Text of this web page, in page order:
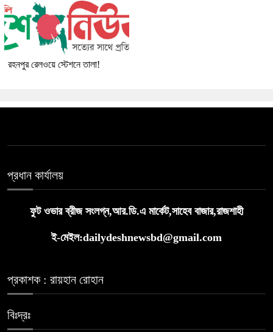
রহনপুর রেলওয়ে স্টেশনে তালা!
প্রধান কার্যালয়
ফুট ওভার ব্রীজ সংলগ্ন,আর.ডি.এ মার্কেট,সাহেব বাজার,রাজশাহী
ই-মেইল:dailydeshnewsbd@gmail.com
প্রকাশক : রায়হান রোহান
বিঃদ্রঃ